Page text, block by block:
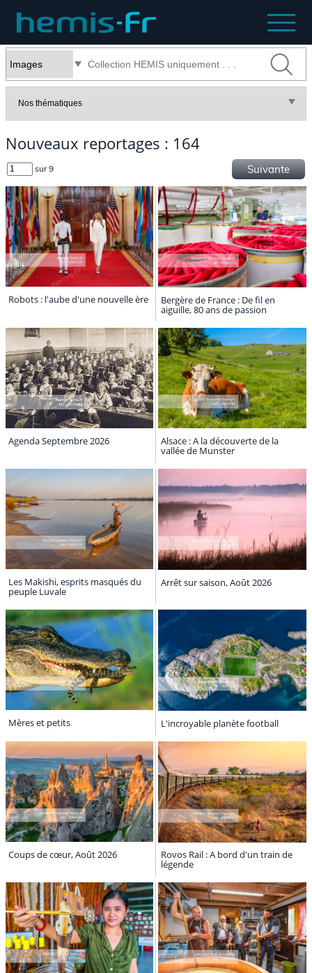
Nouveaux reportages : 164
sur 9 Suivante
Robots : l'aube d'une nouvelle ère Bergère de France : De fil en
aiguille, 80 ans de passion
Agenda Septembre 2026 Alsace : A la découverte de la
vallée de Munster
Les Makishi, esprits masqués du
peuple Luvale
Arrêt sur saison, Août 2026
Mères et petits L'incroyable planète football
Coups de cœur, Août 2026 Rovos Rail : A bord d'un train de
légende